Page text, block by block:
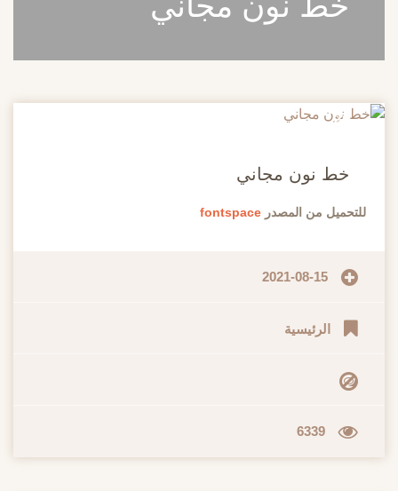
20
خط نون مجاني
للتحميل من المصدر fontspace
2021-08-15
الرئيسية
6339